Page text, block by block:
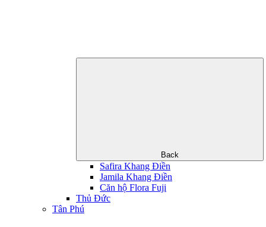
Back
Safira Khang Điền
Jamila Khang Điền
Căn hộ Flora Fuji
Thủ Đức
Tân Phú